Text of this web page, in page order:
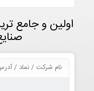
اولین و جامع